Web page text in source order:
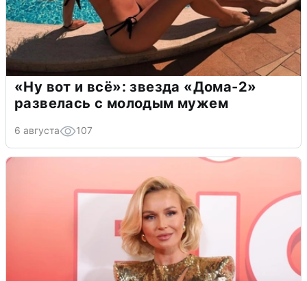
«Ну вот и всё»: звезда «Дома-2»
развелась с молодым мужем
6 августа 107